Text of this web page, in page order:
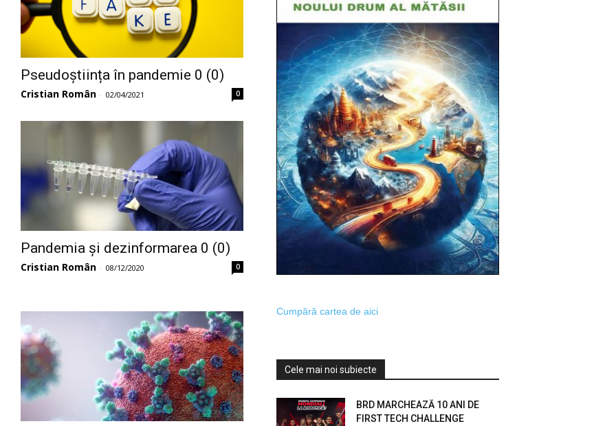
Pseudoștiința în pandemie 0 (0)
Cristian Român - 02/04/2021 0
Pandemia și dezinformarea 0 (0)
Cristian Român - 08/12/2020 0
Cumpără cartea de aici
Cele mai noi subiecte
BRD MARCHEAZĂ 10 ANI DE
FIRST TECH CHALLENGE